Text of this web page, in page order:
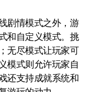
剧情模式之外，游
和自定义模式。挑
无尽模式让玩家可
模式则允许玩家自
还支持成就系统和